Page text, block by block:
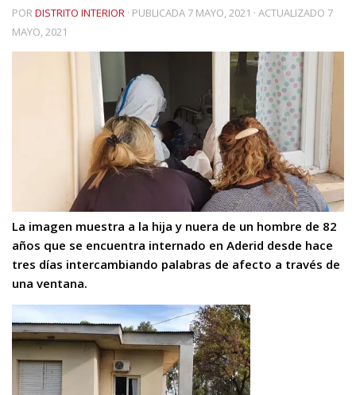
PORDISTRITO INTERIOR · PUBLICADA 7 MAYO, 2021 · ACTUALIZADO 7
MAYO, 2021
La imagen muestra a la hija y nuera de un hombre de 82
años que se encuentra internado en Aderid desde hace
tres días intercambiando palabras de afecto a través de
una ventana.